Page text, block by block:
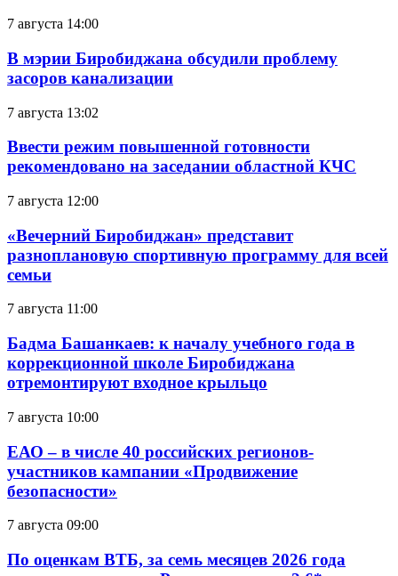
7 августа 14:00
В мэрии Биробиджана обсудили проблему
засоров канализации
7 августа 13:02
Ввести режим повышенной готовности
рекомендовано на заседании областной КЧС
7 августа 12:00
«Вечерний Биробиджан» представит
разноплановую спортивную программу для всей
семьи
7 августа 11:00
Бадма Башанкаев: к началу учебного года в
коррекционной школе Биробиджана
отремонтируют входное крыльцо
7 августа 10:00
ЕАО – в числе 40 российских регионов-
участников кампании «Продвижение
безопасности»
7 августа 09:00
По оценкам ВТБ, за семь месяцев 2026 года